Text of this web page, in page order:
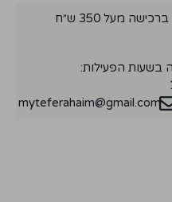
מעל 350 ש״ח
בשעות הפעילות:
myteferahaim@gmail.com